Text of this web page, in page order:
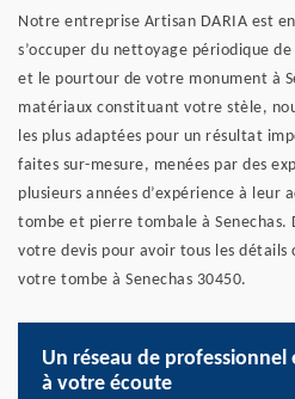
Notre entreprise Artisan DARIA est
s’occuper du nettoyage périodique
et le pourtour de votre monument à
matériaux constituant votre stèle,
les plus adaptées pour un résultat
faites sur-mesure, menées par des
plusieurs années d’expérience à
tombe et pierre tombale à Senechas.
votre devis pour avoir tous les
votre tombe à Senechas 30450.
Un réseau de
à votre écoute